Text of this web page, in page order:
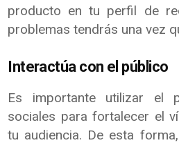
producto en tu perfil de
problemas tendrás una vez
Interactúa con el público
Es importante utilizar el
sociales para fortalecer el
tu audiencia. De esta